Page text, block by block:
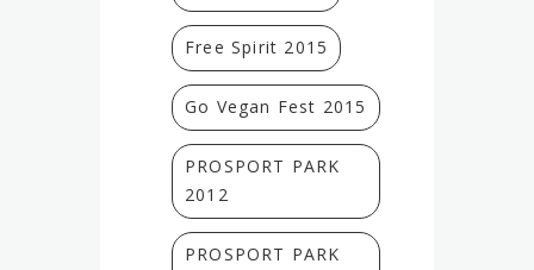
Free Spirit 2015
Go Vegan Fest 2015
PROSPORT PARK
2012
PROSPORT PARK